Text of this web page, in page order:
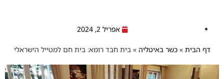
אפריל 2, 2024
דף הבית »כשר באיטליה »בית חבד רומא: בית חם למטייל הישראלי